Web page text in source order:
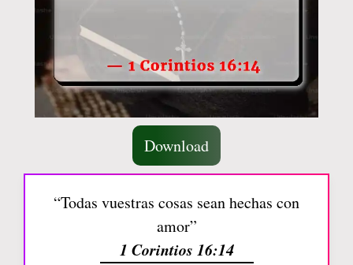
Download
“Todas vuestras cosas sean hechas con
amor”
1 Corintios 16:14